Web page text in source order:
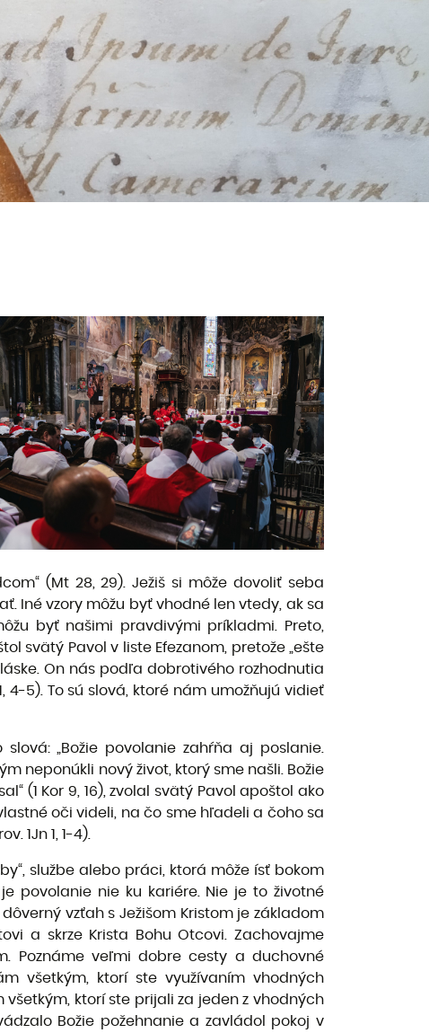
(Mt 28, 29). Ježiš si môže dovoliť seba
Iné vzory môžu byť vhodné len vtedy, ak sa
byť našimi pravdivými príkladmi. Preto,
svätý Pavol v liste Efezanom, pretože „ešte
On nás podľa dobrotivého rozhodnutia
4-5). To sú slová, ktoré nám umožňujú vidieť
„Božie povolanie zahŕňa aj poslanie.
neponúkli nový život, ktorý sme našli. Božie
(1 Kor 9, 16), zvolal svätý Pavol apoštol ako
oči videli, na čo sme hľadeli a čoho sa
1Jn 1, 1-4).
službe alebo práci, ktorá môže ísť bokom
povolanie nie ku kariére. Nie je to životné
vzťah s Ježišom Kristom je základom
a skrze Krista Bohu Otcovi. Zachovajme
Poznáme veľmi dobre cesty a duchovné
všetkým, ktorí ste využívaním vhodných
ktorí ste prijali za jeden z vhodných
Božie požehnanie a zavládol pokoj v